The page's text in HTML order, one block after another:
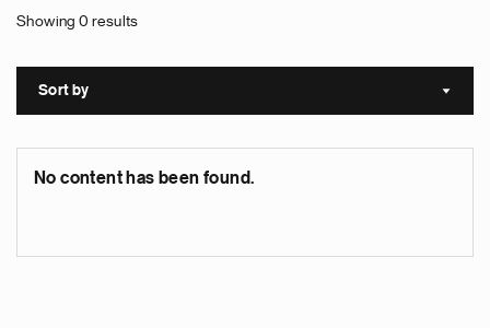
Showing 0 results
Sort by Sort
No content has been found.